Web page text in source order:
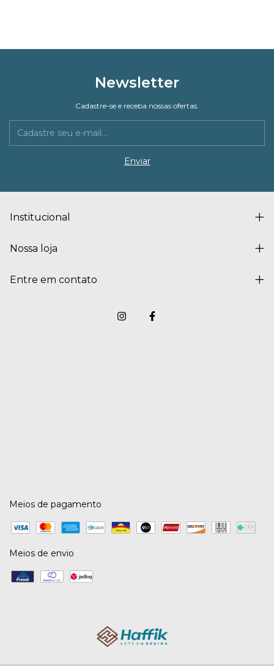
Newsletter
Cadastre-se e receba nossas ofertas.
Institucional
Nossa loja
Entre em contato
Meios de pagamento
Meios de envio